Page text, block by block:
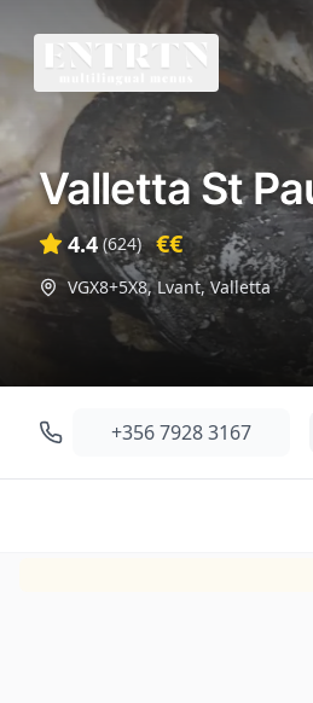
Valletta St
4.4 (624) €€
VGX8+5X8, Lvant,Valletta
+356 7928 3167